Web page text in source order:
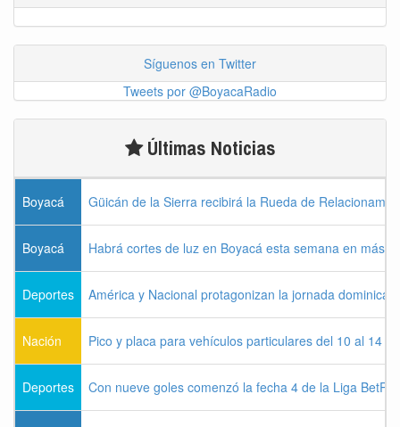
Síguenos en Twitter
Tweets por @BoyacaRadio
Últimas Noticias
Boyacá Güicán de la Sierra recibirá la Rueda de
Boyacá Habrá cortes de luz en Boyacá esta semana en más
Deportes América y Nacional protagonizan la jornada dominical
Nación Pico y placa para vehículos particulares del 10 al 14
Deportes Con nueve goles comenzó la fecha 4 de la Liga